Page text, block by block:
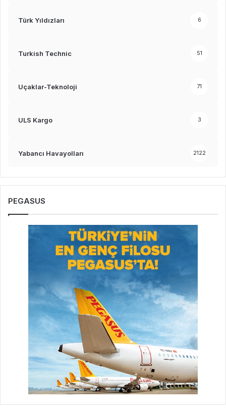
Türk Yıldızları 6
Turkish Technic 51
Uçaklar-Teknoloji 71
ULS Kargo 3
Yabancı Havayolları 2122
PEGASUS